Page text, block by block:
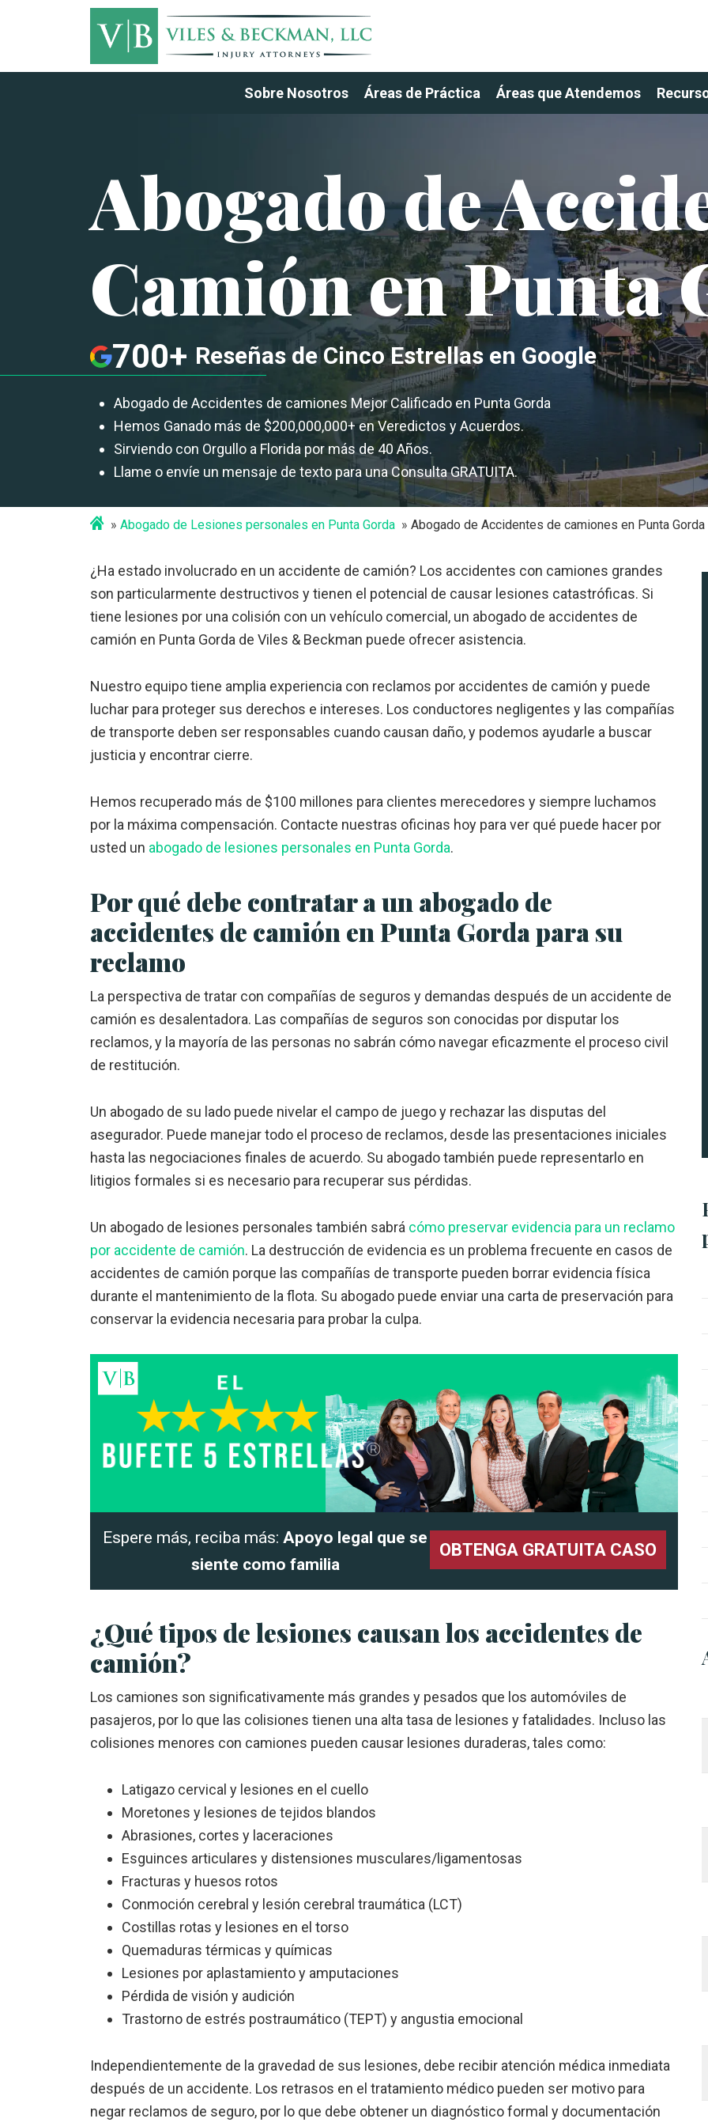
Sobre Nosotros Áreas de Práctica Áreas que Atendemos
Abogado de
Camión en Punta
700+ Reseñas de Cinco Estrellas en Google
Abogado de Accidentes de camiones Mejor Calificado en Punta Gorda
Hemos Ganado más de $200,000,000+ en Veredictos y Acuerdos.
Sirviendo con Orgullo a Florida por más de 40 Años.
Llame o envíe un mensaje de texto para una Consulta GRATUITA.
Abogado de Lesiones personales en Punta Gorda Abogado de Accidentes de camiones en Punta Gorda
¿Ha estado involucrado en un accidente de camión? Los accidentes con camiones grandes
son particularmente destructivos y tienen el potencial de causar lesiones catastróficas. Si
tiene lesiones por una colisión con un vehículo comercial, un abogado de accidentes de
camión en Punta Gorda de Viles & Beckman puede ofrecer asistencia.
Nuestro equipo tiene amplia experiencia con reclamos por accidentes de camión y puede
luchar para proteger sus derechos e intereses. Los conductores negligentes y las compañías
de transporte deben ser responsables cuando causan daño, y podemos ayudarle a buscar
justicia y encontrar cierre.
Hemos recuperado más de $100 millones para clientes merecedores y siempre luchamos
por la máxima compensación. Contacte nuestras oficinas hoy para ver qué puede hacer por
usted un abogado de lesiones personales en Punta Gorda.
Por qué debe contratar a un abogado de
accidentes de camión en Punta Gorda para su
reclamo
La perspectiva de tratar con compañías de seguros y demandas después de un accidente de
camión es desalentadora. Las compañías de seguros son conocidas por disputar los
reclamos, y la mayoría de las personas no sabrán cómo navegar eficazmente el proceso civil
de restitución.
Un abogado de su lado puede nivelar el campo de juego y rechazar las disputas del
asegurador. Puede manejar todo el proceso de reclamos, desde las presentaciones iniciales
hasta las negociaciones finales de acuerdo. Su abogado también puede representarlo en
litigios formales si es necesario para recuperar sus pérdidas.
Un abogado de lesiones personales también sabrá cómo preservar evidencia para un reclamo
por accidente de camión. La destrucción de evidencia es un problema frecuente en casos de
accidentes de camión porque las compañías de transporte pueden borrar evidencia física
durante el mantenimiento de la flota. Su abogado puede enviar una carta de preservación para
conservar la evidencia necesaria para probar la culpa.
Espere más, reciba más:Apoyo legal que se
siente como familia
OBTENGA GRATUITA CASO
¿Qué tipos de lesiones causan los accidentes de
camión?
Los camiones son significativamente más grandes y pesados que los automóviles de
pasajeros, por lo que las colisiones tienen una alta tasa de lesiones y fatalidades. Incluso las
colisiones menores con camiones pueden causar lesiones duraderas, tales como:
Latigazo cervical y lesiones en el cuello
Moretones y lesiones de tejidos blandos
Abrasiones, cortes y laceraciones
Esguinces articulares y distensiones musculares/ligamentosas
Fracturas y huesos rotos
Conmoción cerebral y lesión cerebral traumática (LCT)
Costillas rotas y lesiones en el torso
Quemaduras térmicas y químicas
Lesiones por aplastamiento y amputaciones
Pérdida de visión y audición
Trastorno de estrés postraumático (TEPT) y angustia emocional
Independientemente de la gravedad de sus lesiones, debe recibir atención médica inmediata
después de un accidente. Los retrasos en el tratamiento médico pueden ser motivo para
negar reclamos de seguro, por lo que debe obtener un diagnóstico formal y documentación